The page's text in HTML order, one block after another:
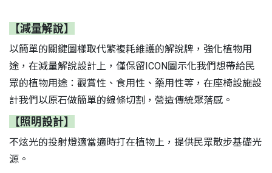
【減量解說】
以簡單的關鍵圖樣取代繁複耗維護的解說牌，強化植物用
途，在減量解說設計上，僅保留ICON圖示化我們想帶給民
眾的植物用途：觀賞性、食用性、藥用性等，在座椅設施設
計我們以原石做簡單的線條切割，營造傳統聚落感。
【照明設計】
不炫光的投射燈適當適時打在植物上，提供民眾散步基礎光
源。